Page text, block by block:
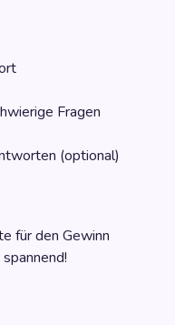
Fragen
(optional)
für den Gewinn